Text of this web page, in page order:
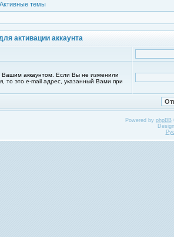
Активные темы
активации аккаунта
Вашим аккаунтом. Если Вы не изменили
то это e-mail адрес, указанный Вами при
Powered by phpBB